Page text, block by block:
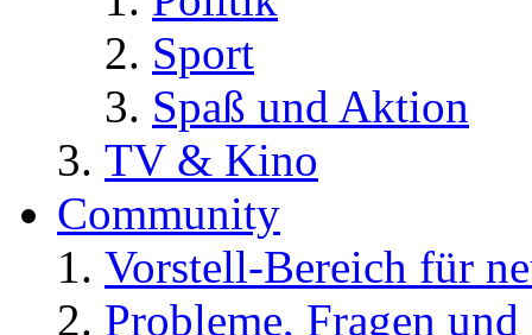
Sport
Spaß und Aktion
TV & Kino
Community
Vorstell-Bereich für
Probleme, Fragen